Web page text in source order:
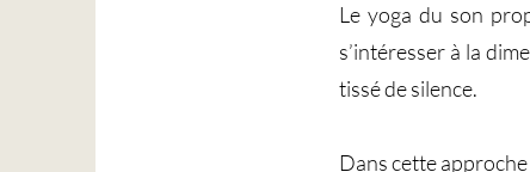
Le yoga du son
s’intéresser à la
tissé de silence.
Dans cette